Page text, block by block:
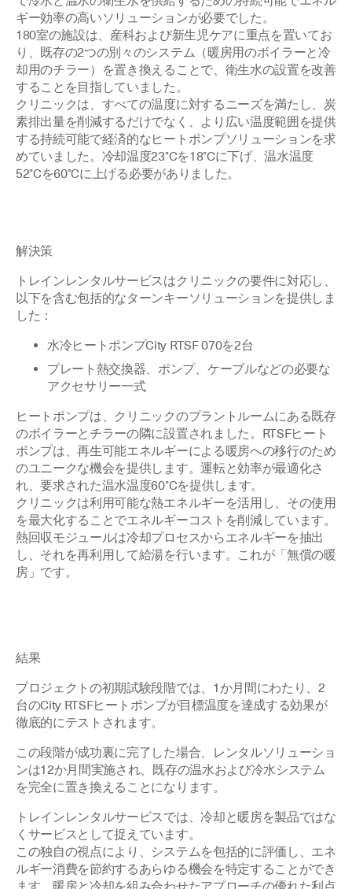
ギー効率の高いソリューションが必要でした。
180室の施設は、産科および新生児ケアに重点を置いてお
り、既存の2つの別々のシステム（暖房用のボイラーと冷
却用のチラー）を置き換えることで、衛生水の設置を改善
することを目指していました。
クリニックは、すべての温度に対するニーズを満たし、炭
素排出量を削減するだけでなく、より広い温度範囲を提供
する持続可能で経済的なヒートポンプソリューションを求
めていました。冷却温度23°Cを18°Cに下げ、温水温度
52°Cを60°Cに上げる必要がありました。
解決策
トレインレンタルサービスはクリニックの要件に対応し、
以下を含む包括的なターンキーソリューションを提供しま
した：
水冷ヒートポンプCity RTSF 070を2台
プレート熱交換器、ポンプ、ケーブルなどの必要な
アクセサリー一式
ヒートポンプは、クリニックのプラントルームにある既存
のボイラーとチラーの隣に設置されました。RTSFヒート
ポンプは、再生可能エネルギーによる暖房への移行のため
のユニークな機会を提供します。運転と効率が最適化さ
れ、要求された温水温度60°Cを提供します。
クリニックは利用可能な熱エネルギーを活用し、その使用
を最大化することでエネルギーコストを削減しています。
熱回収モジュールは冷却プロセスからエネルギーを抽出
し、それを再利用して給湯を行います。これが「無償の暖
房」です。
結果
プロジェクトの初期試験段階では、1か月間にわたり、2
台のCity RTSFヒートポンプが目標温度を達成する効果が
徹底的にテストされます。
この段階が成功裏に完了した場合、レンタルソリューショ
ンは12か月間実施され、既存の温水および冷水システム
を完全に置き換えることになります。
トレインレンタルサービスでは、冷却と暖房を製品ではな
くサービスとして捉えています。
この独自の視点により、システムを包括的に評価し、エネ
ルギー消費を節約するあらゆる機会を特定することができ